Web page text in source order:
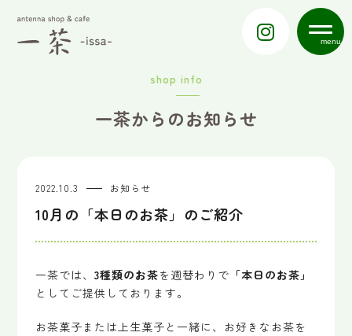
menu
shop info
一茶からのお知らせ
2022.10.3 お知らせ
10月の「本日のお茶」のご紹介
一茶では、 3種類のお茶を週替わりで 「本日のお茶」
としてご提供しております。
お茶菓子または上生菓子と一緒に、お好きなお茶を